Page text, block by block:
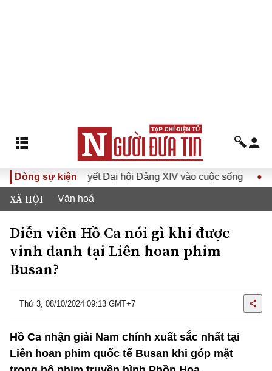
Dòng sự kiện
Đưa Nghị quyết Đại hội Đảng XIV vào cuộc sống
XÃ HỘI Văn hoá
Diễn viên Hồ Ca nói gì khi được
vinh danh tại Liên hoan phim
Busan?
Thứ 3, 08/10/2024 09:13 GMT+7
Hồ Ca nhận giải Nam chính xuất sắc nhất tại
Liên hoan phim quốc tế Busan khi góp mặt